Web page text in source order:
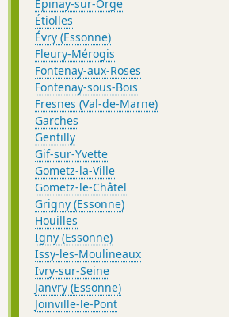
Épinay-sur-Orge
Étiolles
Évry (Essonne)
Fleury-Mérogis
Fontenay-aux-Roses
Fontenay-sous-Bois
Fresnes (Val-de-Marne)
Garches
Gentilly
Gif-sur-Yvette
Gometz-la-Ville
Gometz-le-Châtel
Grigny (Essonne)
Houilles
Igny (Essonne)
Issy-les-Moulineaux
Ivry-sur-Seine
Janvry (Essonne)
Joinville-le-Pont